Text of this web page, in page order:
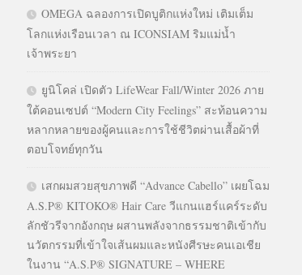
OMEGA ฉลองการเปิดบูติกแห่งใหม่ เติมเต็ม
โลกแห่งเรือนเวลา ณ ICONSIAM ริมแม่น้ำ
เจ้าพระยา
ยูนิโคล่ เปิดตัว LifeWear Fall/Winter 2026 ภาย
ใต้คอนเซปต์ “Modern City Feelings” สะท้อนความ
หลากหลายของผู้คนและการใช้ชีวิตผ่านเสื้อผ้าที่
ตอบโจทย์ทุกวัน
เสกผมสวยสุขภาพดี “Advance Cabello” เผยโฉม
A.S.P® KITOKO® Hair Care วีแกนแฮร์แคร์ระดับ
ลักชัวรีจากอังกฤษ ผสานพลังจากธรรมชาติเข้ากับ
นวัตกรรมที่เข้าใจเส้นผมและหนังศีรษะคนเอเชีย
ในงาน “A.S.P® SIGNATURE – WHERE